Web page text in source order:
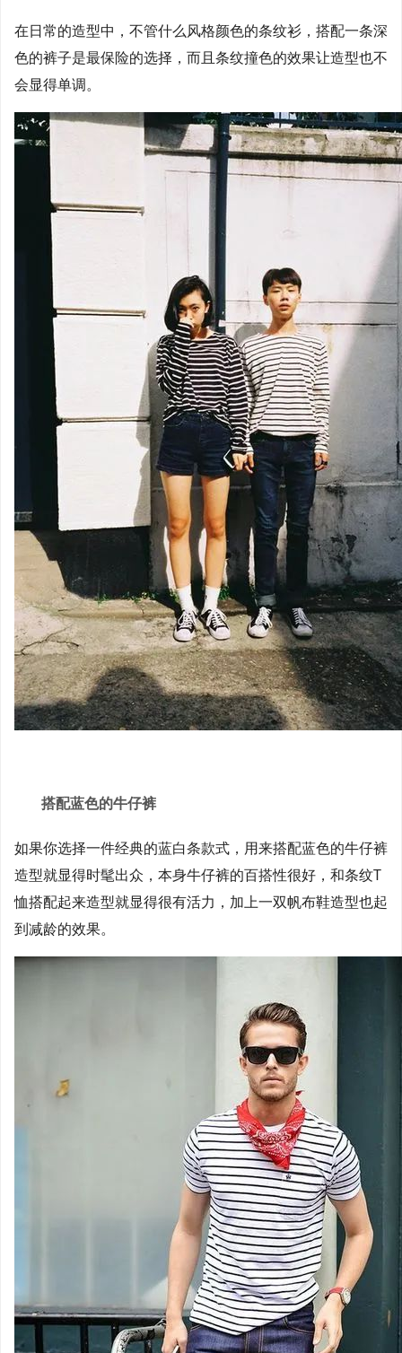
在日常的造型中，不管什么风格颜色的条纹衫，搭配一条深
色的裤子是最保险的选择，而且条纹撞色的效果让造型也不
会显得单调。
搭配蓝色的牛仔裤
如果你选择一件经典的蓝白条款式，用来搭配蓝色的牛仔裤
造型就显得时髦出众，本身牛仔裤的百搭性很好，和条纹T
恤搭配起来造型就显得很有活力，加上一双帆布鞋造型也起
到减龄的效果。